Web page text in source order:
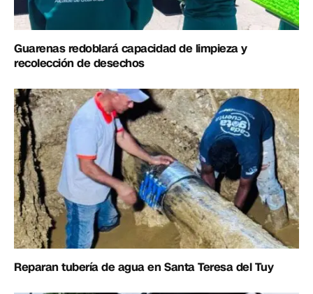
Guarenas redoblará capacidad de limpieza y
recolección de desechos
Reparan tubería de agua en Santa Teresa del Tuy